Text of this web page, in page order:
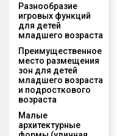
Разнообразие
игровых функций
для детей
младшего возраста
Преимущественное
место размещения
зон для детей
младшего возраста
и подросткового
возраста
Малые
архитектурные